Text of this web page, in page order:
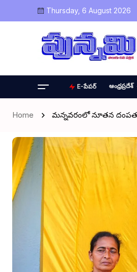
Thursday, 6 August 2026
E-పేపర్ ఆంధ్రప్రదేశ్
Home మన్నవరంలో నూతన